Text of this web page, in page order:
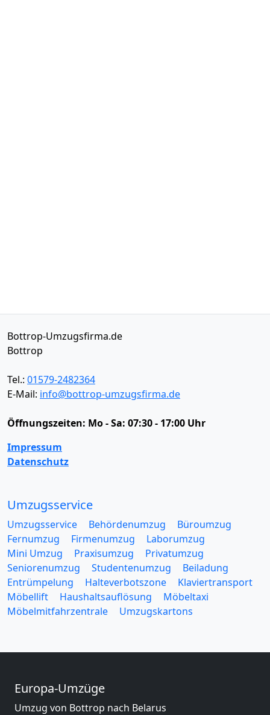
Bottrop-Umzugsfirma.de
Bottrop
Tel.: 01579-2482364
E-Mail: info@bottrop-umzugsfirma.de
Öffnungszeiten: Mo - Sa: 07:30 - 17:00 Uhr
Impressum
Datenschutz
Umzugsservice
Umzugsservice Behördenumzug
Büroumzug
Fernumzug
Firmenumzug
Laborumzug
Mini Umzug
Praxisumzug
Privatumzug
Seniorenumzug
Studentenumzug
Beiladung
Entrümpelung
Halteverbotszone
Klaviertransport
Möbellift
Haushaltsauflösung
Möbeltaxi
Möbelmitfahrzentrale
Umzugskartons
Europa-Umzüge
Umzug von Bottrop nach Belarus